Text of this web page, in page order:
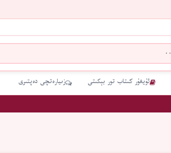
ئۇيغۇر كىتاب تور بېكىتى زىيارەتچى دەپتىرى